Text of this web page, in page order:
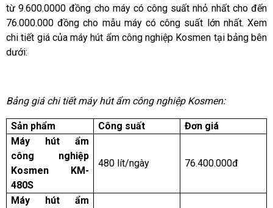
từ 9.600.0000 đồng cho máy có công suất nhỏ nhất cho đến
76.000.000 đồng cho mẫu máy có công suất lớn nhất. Xem
chi tiết giá của máy hút ẩm công nghiệp Kosmen tại bảng bên
dưới:
Bảng giá chi tiết máy hút ẩm công nghiệp Kosmen:
Sản phẩm Công suất
Đơn giá
Máy hút ẩm
công nghiệp
Kosmen KM-
480S
480 lít/ngày 76.400.000đ
Máy hút ẩm